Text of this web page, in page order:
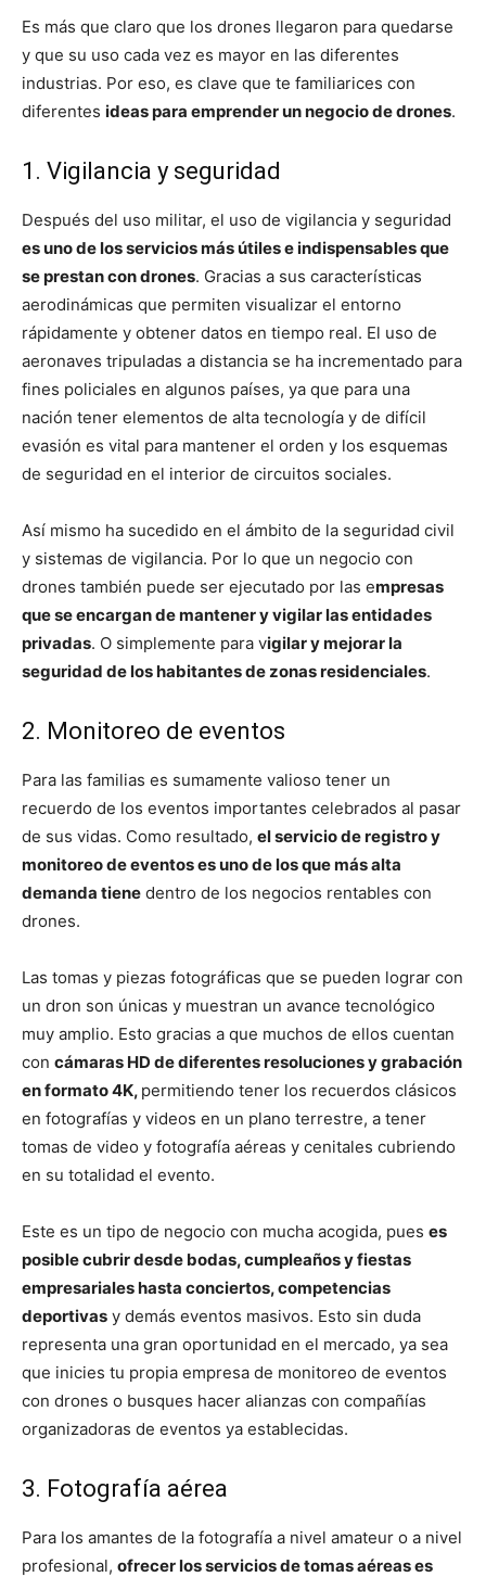
Es más que claro que los drones llegaron para quedarse
y que su uso cada vez es mayor en las diferentes
industrias. Por eso, es clave que te familiarices con
diferentes ideas para emprender un negocio de drones.
1. Vigilancia y seguridad
Después del uso militar, el uso de vigilancia y seguridad
es uno de los servicios más útiles e indispensables que
se prestan con drones. Gracias a sus características
aerodinámicas que permiten visualizar el entorno
rápidamente y obtener datos en tiempo real. El uso de
aeronaves tripuladas a distancia se ha incrementado para
fines policiales en algunos países, ya que para una
nación tener elementos de alta tecnología y de difícil
evasión es vital para mantener el orden y los esquemas
de seguridad en el interior de circuitos sociales.
Así mismo ha sucedido en el ámbito de la seguridad civil
y sistemas de vigilancia. Por lo que un negocio con
drones también puede ser ejecutado por las empresas
que se encargan de mantener y vigilar las entidades
privadas. O simplemente para vigilar y mejorar la
seguridad de los habitantes de zonas residenciales.
2. Monitoreo de eventos
Para las familias es sumamente valioso tener un
recuerdo de los eventos importantes celebrados al pasar
de sus vidas. Como resultado, el servicio de registro y
monitoreo de eventos es uno de los que más alta
demanda tiene dentro de los negocios rentables con
drones.
Las tomas y piezas fotográficas que se pueden lograr con
un dron son únicas y muestran un avance tecnológico
muy amplio. Esto gracias a que muchos de ellos cuentan
con cámaras HD de diferentes resoluciones y grabación
en formato 4K, permitiendo tener los recuerdos clásicos
en fotografías y videos en un plano terrestre, a tener
tomas de video y fotografía aéreas y cenitales cubriendo
en su totalidad el evento.
Este es un tipo de negocio con mucha acogida, pues es
posible cubrir desde bodas, cumpleaños y fiestas
empresariales hasta conciertos, competencias
deportivas y demás eventos masivos. Esto sin duda
representa una gran oportunidad en el mercado, ya sea
que inicies tu propia empresa de monitoreo de eventos
con drones o busques hacer alianzas con compañías
organizadoras de eventos ya establecidas.
3. Fotografía aérea
Para los amantes de la fotografía a nivel amateur o a nivel
profesional, ofrecer los servicios de tomas aéreas es